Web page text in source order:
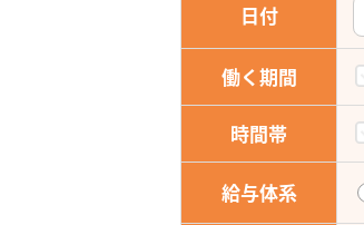
日付
働く期間
時間帯
給与体系